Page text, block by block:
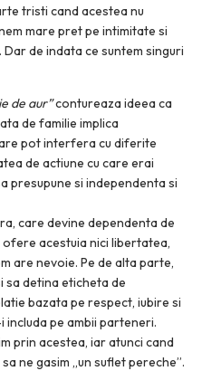
tristi cand acestea nu
mare pret pe intimitate si
de indata ce suntem singuri
de aur”contureaza ideea ca
de familie implica
pot interfera cu diferite
de actiune cu care erai
presupune si independenta si
care devine dependenta de
acestuia nici libertatea,
are nevoie. Pe de alta parte,
sa detina eticheta de
bazata pe respect, iubire si
pe ambii parteneri.
prin acestea, iar atunci cand
ne gasim „un suflet pereche”.